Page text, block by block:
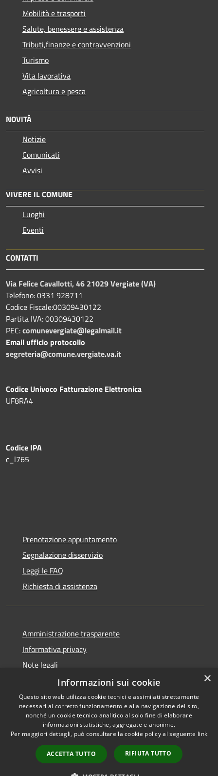
Mobilità e trasporti
Salute, benessere e assistenza
Tributi,finanze e contravvenzioni
Turismo
Vita lavorativa
Agricoltura e pesca
NOVITÀ
Notizie
Comunicati
Avvisi
VIVERE IL COMUNE
Luoghi
Eventi
CONTATTI
Via Felice Cavallotti, 46 21029 Vergiate (VA)
Telefono: 0331 928711
Codice Fiscale:00309430122
Partita IVA: 00309430122
PEC:comunevergiate@legalmail.it
Email ufficio protocollo
segreteria@comune.vergiate.va.it
Codice Univoco Fatturazione Elettronica
UF8RA4
Codice IPA
c_l765
Prenotazione appuntamento
Segnalazione disservizio
Leggi le FAQ
Richiesta di assistenza
Amministrazione trasparente
Informativa privacy
Note legali
Dichiarazione di accessibilità
RSS
Accessibilità
Copyright © 2026 • Comune di
Vergiate • Powered by
Municipium•
Accesso
redazione
×
Informazioni sui cookie
Questo sito web utilizza cookie tecnici e assimilati strettamente
necessari al corretto funzionamento e alla navigazione del sito,
nonché un cookie tecnico analitico al solo fine di elaborare
informazioni statistiche, aggregate e anonime.
Per maggiori dettagli, può consultare la cookie policy al seguente link
ACCETTA TUTTO RIFIUTA TUTTO